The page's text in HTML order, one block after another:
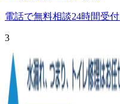
電話で無料相談24時間受
3